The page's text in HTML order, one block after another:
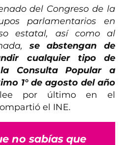
del Congreso de la
parlamentarios en
estatal, así como al
se abstengan de
cualquier tipo de
Consulta Popular a
1° de agosto del año
por último en el
el INE.
no sabías que